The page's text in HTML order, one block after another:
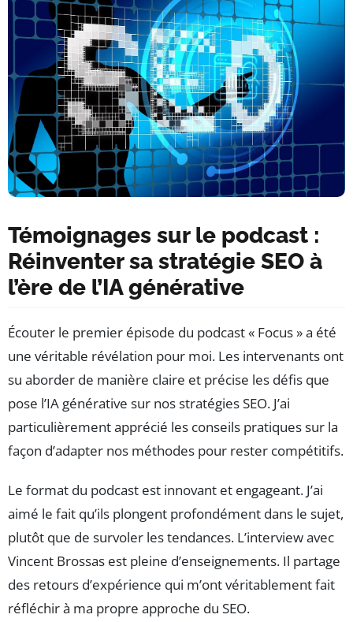
Témoignages sur le podcast :
Réinventer sa stratégie SEO à
l’ère de l’IA générative
Écouter le premier épisode du podcast « Focus » a été
une véritable révélation pour moi. Les intervenants ont
su aborder de manière claire et précise les défis que
pose l’IA générative sur nos stratégies SEO. J’ai
particulièrement apprécié les conseils pratiques sur la
façon d’adapter nos méthodes pour rester compétitifs.
Le format du podcast est innovant et engageant. J’ai
aimé le fait qu’ils plongent profondément dans le sujet,
plutôt que de survoler les tendances. L’interview avec
Vincent Brossas est pleine d’enseignements. Il partage
des retours d’expérience qui m’ont véritablement fait
réfléchir à ma propre approche du SEO.